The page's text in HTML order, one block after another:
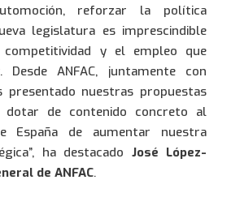
reforzar la política
legislatura es imprescindible
y el empleo que
ANFAC, juntamente con
presentado nuestras propuestas
dotar de contenido concreto al
España de aumentar nuestra
ha destacado José López-
de ANFAC.